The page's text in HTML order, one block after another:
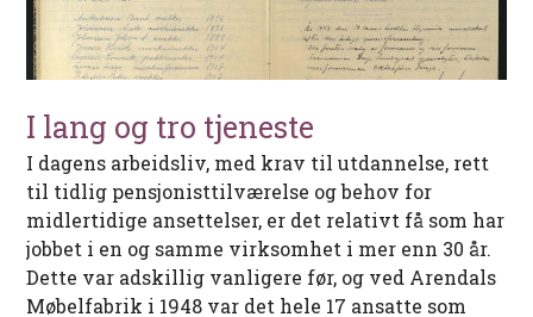
I lang og tro tjeneste
I dagens arbeidsliv, med krav til utdannelse, rett
til tidlig pensjonisttilværelse og behov for
midlertidige ansettelser, er det relativt få som har
jobbet i en og samme virksomhet i mer enn 30 år.
Dette var adskillig vanligere før, og ved Arendals
Møbelfabrik i 1948 var det hele 17 ansatte som